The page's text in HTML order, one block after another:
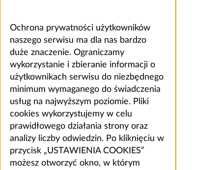
Ochrona prywatności użytkowników
naszego serwisu ma dla nas bardzo
duże znaczenie. Ograniczamy
wykorzystanie i zbieranie informacji o
użytkownikach serwisu do niezbędnego
minimum wymaganego do świadczenia
usług na najwyższym poziomie. Pliki
cookies wykorzystujemy w celu
prawidłowego działania strony oraz
analizy liczby odwiedzin. Po kliknięciu w
przycisk „USTAWIENIA COOKIES”
możesz otworzyć okno, w którym